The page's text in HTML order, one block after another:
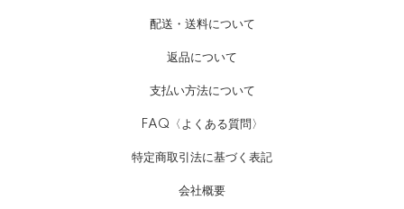
配送・送料について
返品について
支払い方法について
FAQ〈よくある質問〉
特定商取引法に基づく表記
会社概要